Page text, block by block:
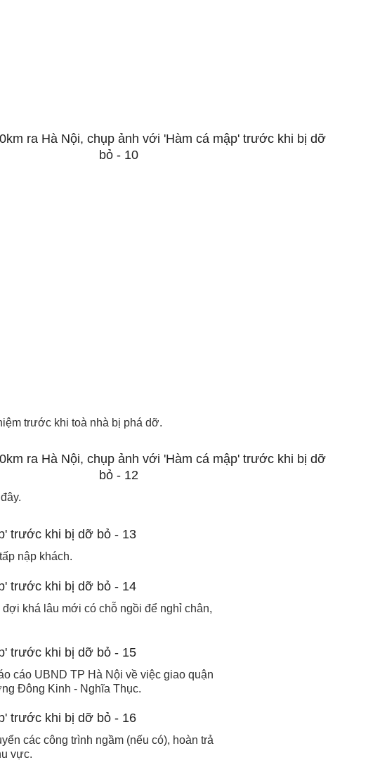
trước khi toà nhà bị phá dỡ.
nập khách.
khá lâu mới có chỗ ngồi để nghỉ chân,
cáo UBND TP Hà Nội về việc giao quận
Đông Kinh - Nghĩa Thục.
các công trình ngầm (nếu có), hoàn trả
vực.